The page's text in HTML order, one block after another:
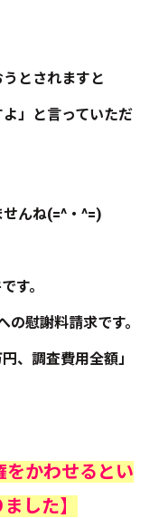
とされますと
よ」と言っていただ
んね(=^・^=)
す。
慰謝料請求です。
、調査費用全額」
をかわせるとい
した】